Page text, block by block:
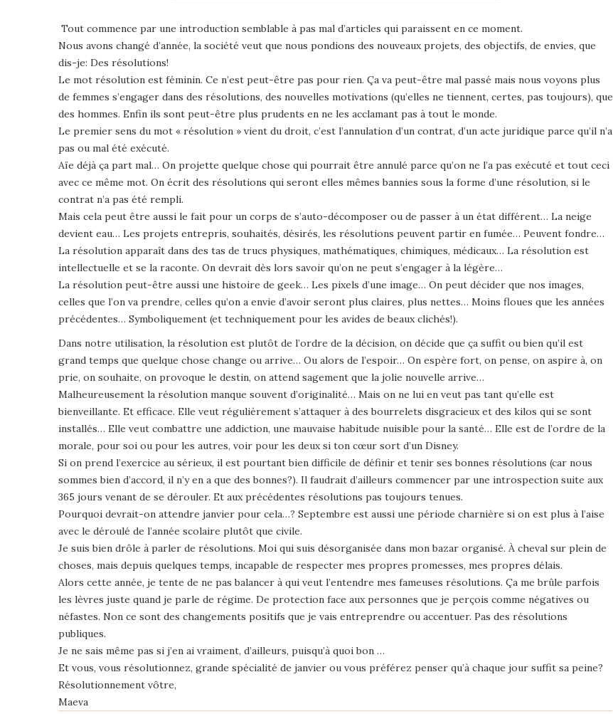
Tout commence par une introduction semblable à pas mal d’articles qui paraissent en ce moment.
Nous avons changé d’année, la société veut que nous pondions des nouveaux projets, des objectifs, de envies, que
dis-je: Des résolutions!
Le mot résolution est féminin. Ce n’est peut-être pas pour rien. Ça va peut-être mal passé mais nous voyons plus
de femmes s’engager dans des résolutions, des nouvelles motivations (qu’elles ne tiennent, certes, pas toujours), que
des hommes. Enfin ils sont peut-être plus prudents en ne les acclamant pas à tout le monde.
Le premier sens du mot « résolution » vient du droit, c’est l’annulation d’un contrat, d’un acte juridique parce qu’il n’a
pas ou mal été exécuté.
Aïe déjà ça part mal… On projette quelque chose qui pourrait être annulé parce qu’on ne l’a pas exécuté et tout ceci
avec ce même mot. On écrit des résolutions qui seront elles mêmes bannies sous la forme d’une résolution, si le
contrat n’a pas été rempli.
Mais cela peut être aussi le fait pour un corps de s’auto-décomposer ou de passer à un état différent… La neige
devient eau… Les projets entrepris, souhaités, désirés, les résolutions peuvent partir en fumée… Peuvent fondre…
La résolution apparaît dans des tas de trucs physiques, mathématiques, chimiques, médicaux… La résolution est
intellectuelle et se la raconte. On devrait dès lors savoir qu’on ne peut s’engager à la légère…
La résolution peut-être aussi une histoire de geek… Les pixels d’une image… On peut décider que nos images,
celles que l’on va prendre, celles qu’on a envie d’avoir seront plus claires, plus nettes… Moins floues que les années
précédentes… Symboliquement (et techniquement pour les avides de beaux clichés!).
Dans notre utilisation, la résolution est plutôt de l’ordre de la décision, on décide que ça suffit ou bien qu’il est
grand temps que quelque chose change ou arrive… Ou alors de l’espoir… On espère fort, on pense, on aspire à, on
prie, on souhaite, on provoque le destin, on attend sagement que la jolie nouvelle arrive…
Malheureusement la résolution manque souvent d’originalité… Mais on ne lui en veut pas tant qu’elle est
bienveillante. Et efficace. Elle veut régulièrement s’attaquer à des bourrelets disgracieux et des kilos qui se sont
installés… Elle veut combattre une addiction, une mauvaise habitude nuisible pour la santé… Elle est de l’ordre de la
morale, pour soi ou pour les autres, voir pour les deux si ton cœur sort d’un Disney.
Si on prend l’exercice au sérieux, il est pourtant bien difficile de définir et tenir ses bonnes résolutions (car nous
sommes bien d’accord, il n’y en a que des bonnes?). Il faudrait d’ailleurs commencer par une introspection suite aux
365 jours venant de se dérouler. Et aux précédentes résolutions pas toujours tenues.
Pourquoi devrait-on attendre janvier pour cela…? Septembre est aussi une période charnière si on est plus à l’aise
avec le déroulé de l’année scolaire plutôt que civile.
Je suis bien drôle à parler de résolutions. Moi qui suis désorganisée dans mon bazar organisé. À cheval sur plein de
choses, mais depuis quelques temps, incapable de respecter mes propres promesses, mes propres délais.
Alors cette année, je tente de ne pas balancer à qui veut l’entendre mes fameuses résolutions. Ça me brûle parfois
les lèvres juste quand je parle de régime. De protection face aux personnes que je perçois comme négatives ou
néfastes. Non ce sont des changements positifs que je vais entreprendre ou accentuer. Pas des résolutions
publiques.
Je ne sais même pas si j’en ai vraiment, d’ailleurs, puisqu’à quoi bon …
Et vous, vous résolutionnez, grande spécialité de janvier ou vous préférez penser qu’à chaque jour suffit sa peine?
Résolutionnement vôtre,
Maeva